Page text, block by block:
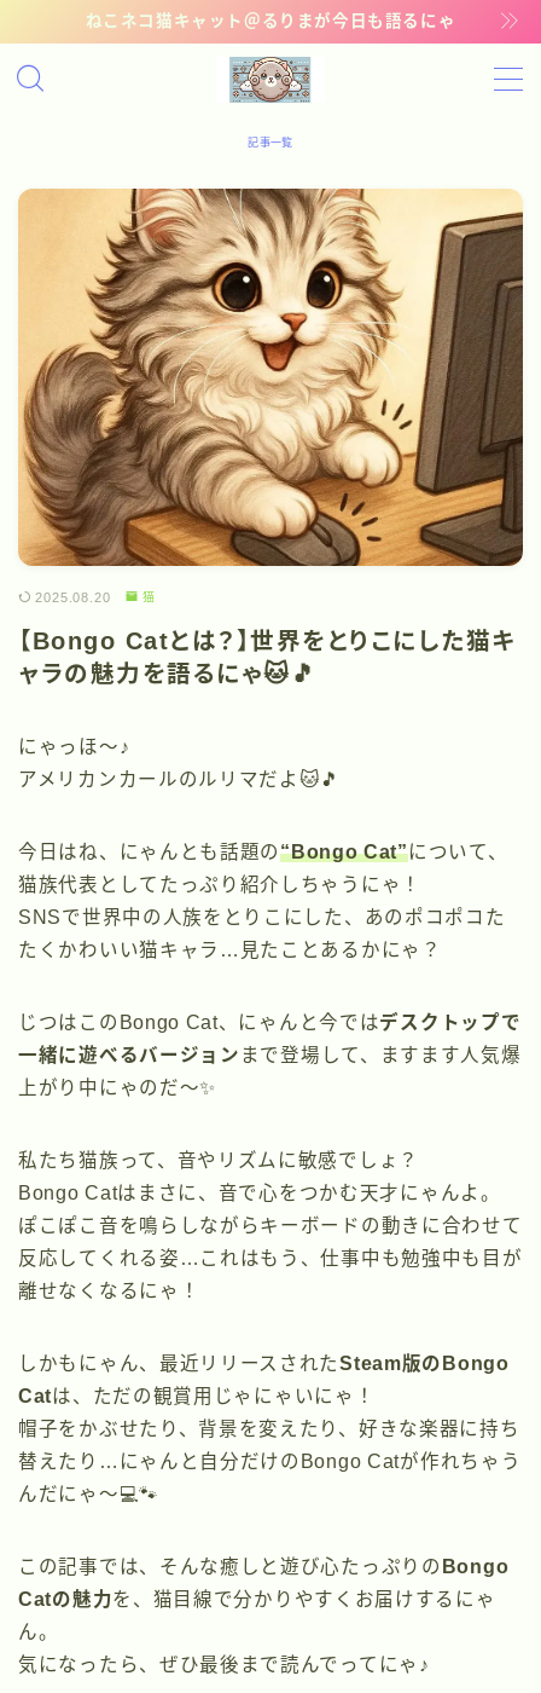
ねこネコ猫キャット＠るりまが今日も語るにゃ
MENU
管理猫ギャラリー
お問い合わせ
記事一覧
2025.08.20 猫
【Bongo Catとは？】世界をとりこにした猫キ
ャラの魅力を語るにゃ🐱🎵
にゃっほ〜♪
アメリカンカールのルリマだよ🐱🎵
今日はね、にゃんとも話題の“Bongo Cat”について、
猫族代表としてたっぷり紹介しちゃうにゃ！
SNSで世界中の人族をとりこにした、あのポコポコた
たくかわいい猫キャラ…見たことあるかにゃ？
じつはこのBongo Cat、にゃんと今ではデスクトップで
一緒に遊べるバージョン まで登場して、ますます人気爆
上がり中にゃのだ〜✨
私たち猫族って、音やリズムに敏感でしょ？
Bongo Catはまさに、音で心をつかむ天才にゃんよ。
ぽこぽこ音を鳴らしながらキーボードの動きに合わせて
反応してくれる姿…これはもう、仕事中も勉強中も目が
離せなくなるにゃ！
しかもにゃん、最近リリースされたSteam版のBongo
Catは、ただの観賞用じゃにゃいにゃ！
帽子をかぶせたり、背景を変えたり、好きな楽器に持ち
替えたり…にゃんと自分だけのBongo Catが作れちゃう
んだにゃ〜💻🐾
この記事では、そんな癒しと遊び心たっぷりの Bongo
Catの魅力を、猫目線で分かりやすくお届けするにゃ
ん。
気になったら、ぜひ最後まで読んでってにゃ♪